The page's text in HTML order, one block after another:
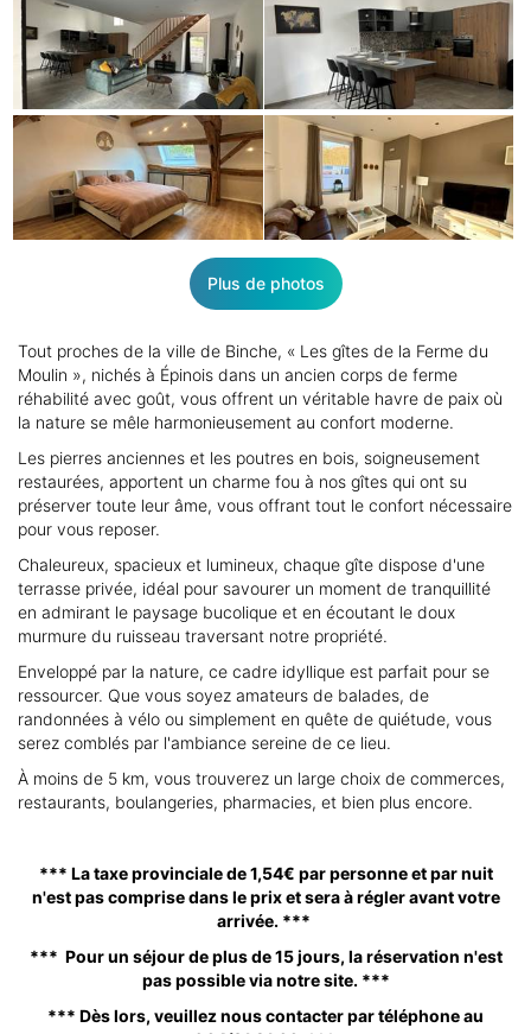
Plus de photos
Tout proches de la ville de Binche, « Les gîtes de la Ferme du
Moulin », nichés à Épinois dans un ancien corps de ferme
réhabilité avec goût, vous offrent un véritable havre de paix où
la nature se mêle harmonieusement au confort moderne.
Les pierres anciennes et les poutres en bois, soigneusement
restaurées, apportent un charme fou à nos gîtes qui ont su
préserver toute leur âme, vous offrant tout le confort nécessaire
pour vous reposer.
Chaleureux, spacieux et lumineux, chaque gîte dispose d'une
terrasse privée, idéal pour savourer un moment de tranquillité
en admirant le paysage bucolique et en écoutant le doux
murmure du ruisseau traversant notre propriété.
Enveloppé par la nature, ce cadre idyllique est parfait pour se
ressourcer. Que vous soyez amateurs de balades, de
randonnées à vélo ou simplement en quête de quiétude, vous
serez comblés par l'ambiance sereine de ce lieu.
À moins de 5 km, vous trouverez un large choix de commerces,
restaurants, boulangeries, pharmacies, et bien plus encore.
*** La taxe provinciale de 1,54€ par personne et par nuit
n'est pas comprise dans le prix et sera à régler avant votre
arrivée. ***
*** Pour un séjour de plus de 15 jours, la réservation n'est
pas possible via notre site. ***
*** Dès lors, veuillez nous contacter par téléphone au